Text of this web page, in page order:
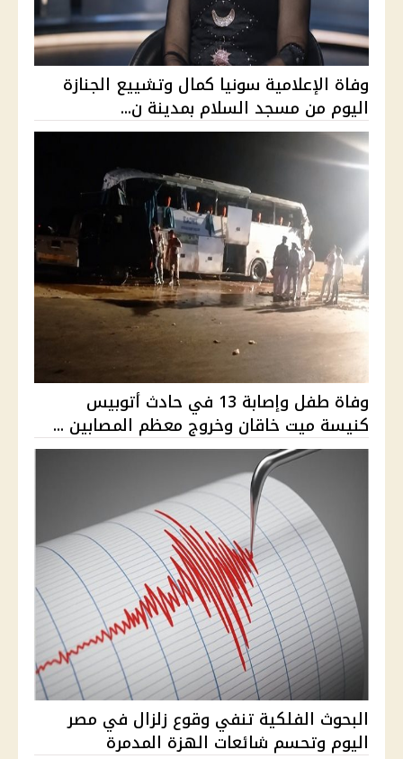
وفاة الإعلامية سونيا كمال وتشييع الجنازة
اليوم من مسجد السلام بمدينة ن...
وفاة طفل وإصابة 13 في حادث أتوبيس
كنيسة ميت خاقان وخروج معظم المصابين ...
البحوث الفلكية تنفي وقوع زلزال في مصر
اليوم وتحسم شائعات الهزة المدمرة